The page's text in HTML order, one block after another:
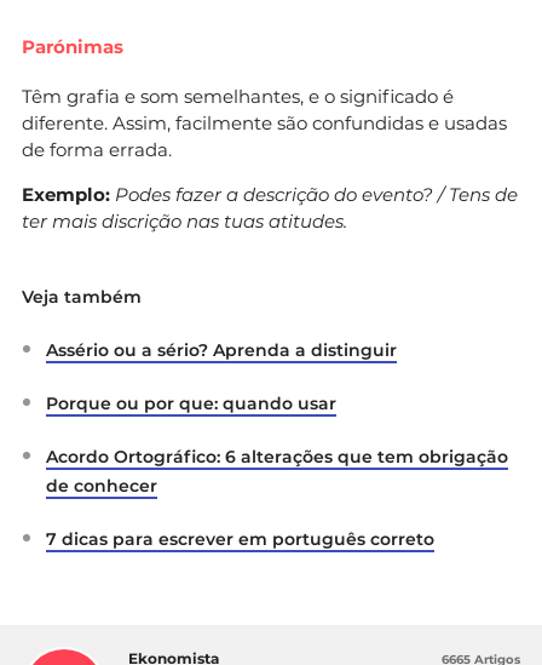
Parónimas
Têm grafia e som semelhantes, e o significado é
diferente. Assim, facilmente são confundidas e usadas
de forma errada.
Exemplo: Podes fazer a descrição do evento? / Tens de
ter mais discrição nas tuas atitudes.
Veja também
Assério ou a sério? Aprenda a distinguir
Porque ou por que: quando usar
Acordo Ortográfico: 6 alterações que tem obrigação
de conhecer
7 dicas para escrever em português correto
Ekonomista 6665 Artigos